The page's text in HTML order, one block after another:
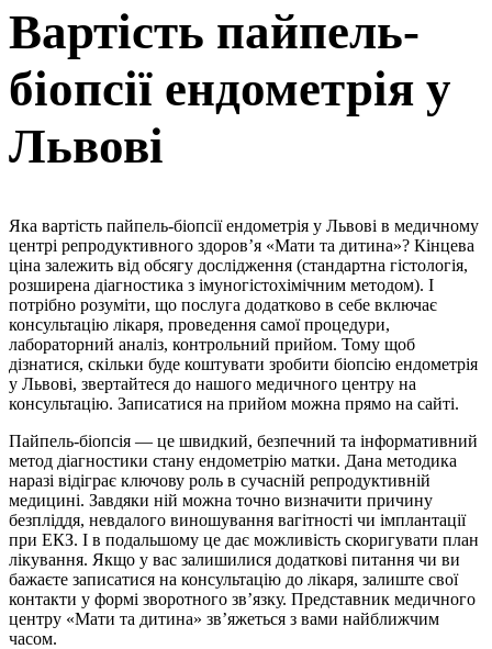
Вартість пайпель-
біопсії ендометрія у
Львові
Яка вартість пайпель-біопсії ендометрія у Львові в медичному
центрі репродуктивного здоров’я «Мати та дитина»? Кінцева
ціна залежить від обсягу дослідження (стандартна гістологія,
розширена діагностика з імуногістохімічним методом). І
потрібно розуміти, що послуга додатково в себе включає
консультацію лікаря, проведення самої процедури,
лабораторний аналіз, контрольний прийом. Тому щоб
дізнатися, скільки буде коштувати зробити біопсію ендометрія
у Львові, звертайтеся до нашого медичного центру на
консультацію. Записатися на прийом можна прямо на сайті.
Пайпель-біопсія — це швидкий, безпечний та інформативний
метод діагностики стану ендометрію матки. Дана методика
наразі відіграє ключову роль в сучасній репродуктивній
медицині. Завдяки ній можна точно визначити причину
безпліддя, невдалого виношування вагітності чи імплантації
при ЕКЗ. І в подальшому це дає можливість скоригувати план
лікування. Якщо у вас залишилися додаткові питання чи ви
бажаєте записатися на консультацію до лікаря, залиште свої
контакти у формі зворотного зв’язку. Представник медичного
центру «Мати та дитина» зв’яжеться з вами найближчим
часом.